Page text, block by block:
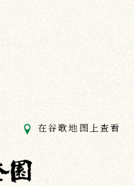
在谷歌地图上查看